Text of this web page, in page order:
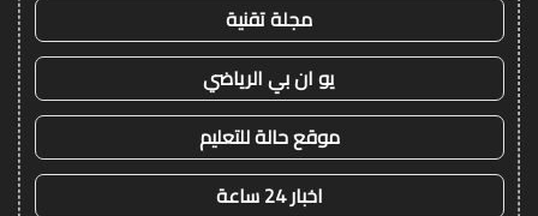
مجلة تقنية
يو ان بي الرياضي
موقع حالة للتعليم
اخبار 24 ساعة